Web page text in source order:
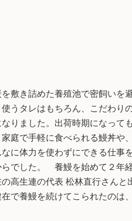
き詰めた養殖池で密飼いを
タレはもちろん、こだわり
ました。出荷時期になって
で手軽に食べられる鰻丼や
体力を使わずにできる仕事
でした。 養鰻を始めて２年
生連の代表 松林直行さんと
養鰻を続けてこられたのは